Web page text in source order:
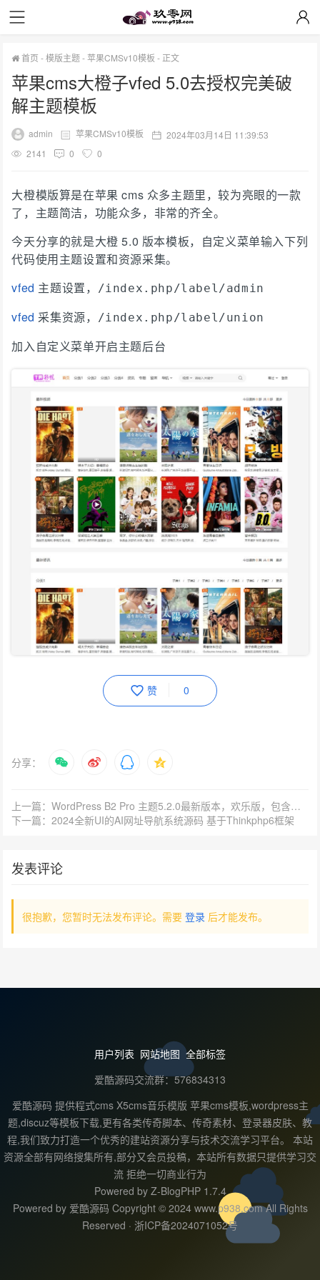
首页 -模版主题-苹果CMSv10模板 - 正文
苹果cms大橙子vfed 5.0去授权完美破
解主题模板
admin 苹果CMSv10模板
2024年03月14日 11:39:53
2141
0 0
大橙模版算是在苹果 cms 众多主题里，较为亮眼的一款
了，主题简洁，功能众多，非常的齐全。
今天分享的就是大橙 5.0 版本模板，自定义菜单输入下列
代码使用主题设置和资源采集。
vfed 主题设置， /index.php/label/admin
vfed 采集资源， /index.php/label/union
加入自定义菜单开启主题后台
赞 0
分享：
上一篇：WordPress B2 Pro 主题5.2.0最新版本，欢乐版，包含官方包体和授权文件
下一篇：2024全新UI的AI网址导航系统源码 基于Thinkphp6框架
发表评论
很抱歉，您暂时无法发布评论。需要登录 后才能发布。
用户列表 网站地图 全部标签
爱酷源码交流群：576834313
爱酷源码 提供程式cms X5cms音乐模版 苹果cms模板,wordpress主
题,discuz等模板下载,更有各类传奇脚本、传奇素材、登录器皮肤、教
程,我们致力打造一个优秀的建站资源分享与技术交流学习平台。 本站
资源全部有网络搜集所有,部分又会员投稿，本站所有数据只提供学习交
流 拒绝一切商业行为
Powered by Z-BlogPHP 1.7.4
Powered by 爱酷源码 Copyright © 2024 www.p938.com All Rights
Reserved · 浙ICP备2024071052号